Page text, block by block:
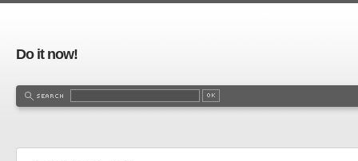
Do it now!